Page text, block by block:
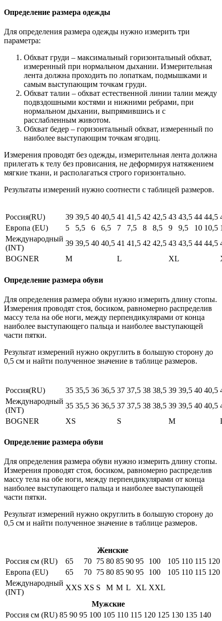
Определение размера одежды
Для определения размера одежды нужно измерить три
параметра:
Обхват груди – максимальный горизонтальный обхват,
измеренный при нормальном дыхании. Измерительная
лента должна проходить по лопаткам, подмышками и
самым выступающим точкам груди.
Обхват талии – обхват естественной линии талии между
подвздошными костями и нижними ребрами, при
нормальном дыхании, выпрямившись и с
расслабленным животом.
Обхват бедер – горизонтальный обхват, измеренный по
наиболее выступающим точкам ягодиц.
Измерения проводят без одежды, измерительная лента должна
прилегать к телу без провисания, не деформируя натяжением
мягкие ткани, и располагаться строго горизонтально.
Результаты измерений нужно соотнести с таблицей размеров.
Россия(RU) 39 39,5 40 40,5 41 41,5 42 42,5 43 43,5 44 44,5
Европа (EU)
5 5,5 6 6,5 7 7,5 8 8,5 9 9,5 10 10,5
Международный
(INT)
39 39,5 40 40,5 41 41,5 42 42,5 43 43,5 44 44,5
BOGNER
M L XL
Определение размера обуви
Для определения размера обуви нужно измерить длину стопы.
Измерения проводят стоя, босиком, равномерно распределив
массу тела на обе ноги, между перпендикулярами от конца
наиболее выступающего пальца и наиболее выступающей
части пятки.
Результат измерений нужно округлить в большую сторону до
0,5 см и найти полученное значение в таблице размеров.
Россия(RU) 35 35,5 36 36,5 37 37,5 38 38,5 39 39,5 40 40,5
Международный
(INT)
35 35,5 36 36,5 37 37,5 38 38,5 39 39,5 40 40,5
BOGNER
XS S M
Определение размера обуви
Для определения размера обуви нужно измерить длину стопы.
Измерения проводят стоя, босиком, равномерно распределив
массу тела на обе ноги, между перпендикулярами от конца
наиболее выступающего пальца и наиболее выступающей
части пятки.
Результат измерений нужно округлить в большую сторону до
0,5 см и найти полученное значение в таблице размеров.
Женские
Россия см (RU)
65 70 75 80 85 90 95 100 105 110 115 120
Европа (EU)
65 70 75 80 85 90 95 100 105 110 115 120
Международный
(INT)
XXS XS S M M L XL XXL
Мужские
Россия см (RU) 85 90 95 100 105 110 115 120 125 130 135 140